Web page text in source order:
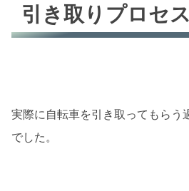
引き取りプロセス
実際に自転車を引き取ってもらう
でした。